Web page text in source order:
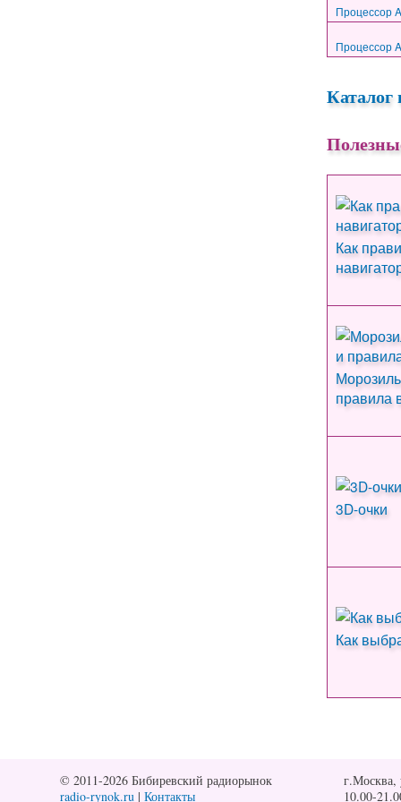
Процессор
Процессор
Каталог
Как
правила
3D-очки
Как
© 2011-2026 Бибиревский радиорынок
radio-rynok.ru | Контакты
г.Москва,
10.00-